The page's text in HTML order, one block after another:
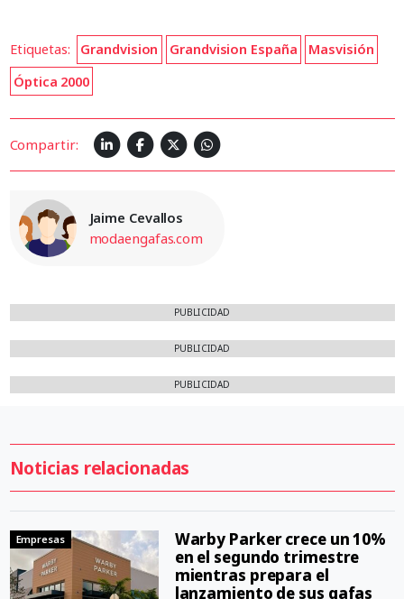
Etiquetas: Grandvision Grandvision España
Masvisión
Óptica 2000
Compartir:
Jaime Cevallos
modaengafas.com
PUBLICIDAD
PUBLICIDAD
PUBLICIDAD
Noticias relacionadas
Empresas
Warby Parker crece un 10%
en el segundo trimestre
mientras prepara el
lanzamiento de sus gafas